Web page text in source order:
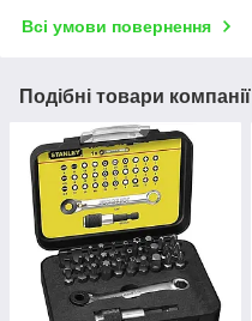
Всі умови повернення
Подібні товари компанії